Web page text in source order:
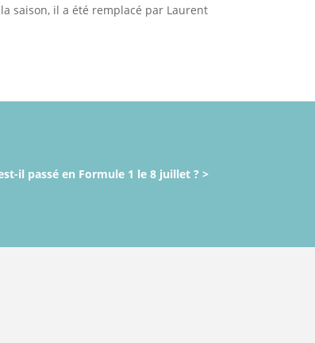
saison, il a été remplacé par Laurent
il passé en Formule 1 le 8 juillet ? >